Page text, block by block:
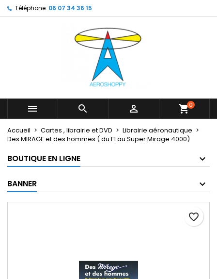
Téléphone: 06 07 34 36 15
   shopping_cart0
Accueil Cartes , librairie et DVD
Librairie aéronautique
Des MIRAGE et des hommes ( du F1 au Super Mirage 4000)
BOUTIQUE EN LIGNE
BANNER
favorite_border
My wishlists ×
Create new list
Créer une liste d'envies ×
Nom de la liste d'envies
Connexion ×
Vous devez être connecté pour ajouter des produits
Annuler